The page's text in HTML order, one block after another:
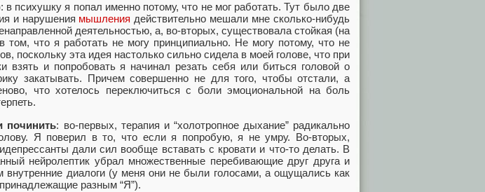
: в психушку я попал именно потому, что не мог работать. Тут было две
и нарушения мышления действительно мешали мне сколько-нибудь
деятельностью, а, во-вторых, существовала стойкая (на
том, что я работать не могу принципиально. Не могу потому, что не
поскольку эта идея настолько сильно сидела в моей голове, что при
взять и попробовать я начинал резать себя или биться головой о
закатывать. Причем совершенно не для того, чтобы отстали, а
что хотелось переключиться с боли эмоциональной на боль
починить: во-первых, терапия и “холотропное дыхание” радикально
Я поверил в то, что если я попробую, я не умру. Во-вторых,
дали сил вообще вставать с кровати и что-то делать. В
нейролептик убрал множественные перебивающие друг друга и
диалоги (у меня они не были голосами, а ощущались как
разным “Я”).